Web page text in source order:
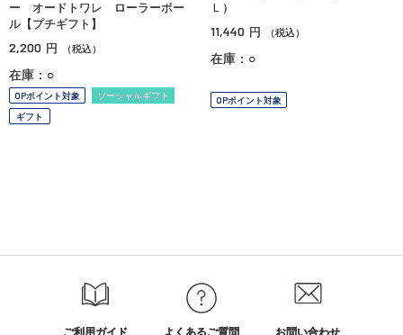
ー オードトワレ ローラーボー
ル【プチギフト】
2,200 円 （税込）
在庫：○
OPポイント対象
ソーシャルギフト
ギフト
Ｌ）
11,440 円 （税込）
在庫：○
OPポイント対象
ご利用ガイド よくあるご質問 お問い合わせ